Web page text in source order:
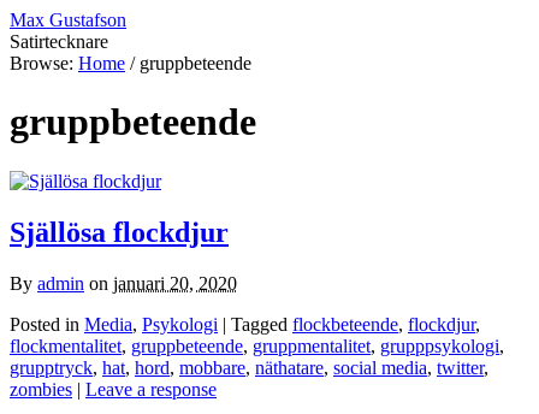
Max Gustafson
Satirtecknare
Browse: Home / gruppbeteende
gruppbeteende
Själlösa flockdjur
By admin on januari 20, 2020
Posted in Media, Psykologi | Tagged flockbeteende, flockdjur,
flockmentalitet, gruppbeteende, gruppmentalitet, grupppsykologi,
grupptryck, hat, hord, mobbare, näthatare, social media, twitter,
zombies | Leave a response